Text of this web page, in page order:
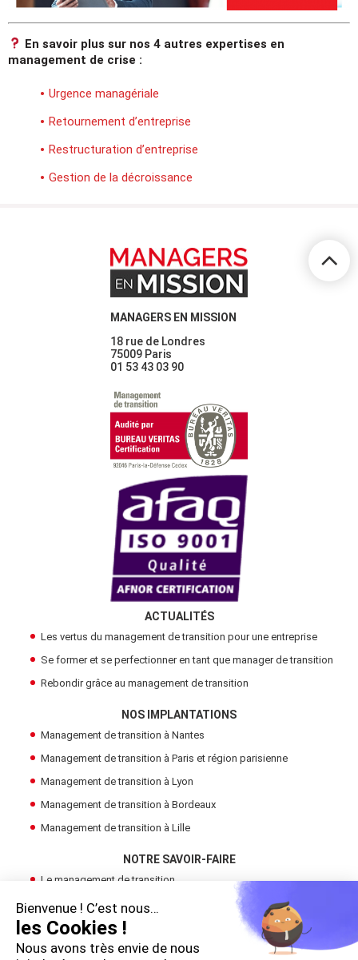
En savoir plus sur nos 4 autres expertises en
management de crise :
Urgence managériale
Retournement d’entreprise
Restructuration d’entreprise
Gestion de la décroissance
MANAGERS EN MISSION
18 rue de Londres
75009 Paris
01 53 43 03 90
ACTUALITÉS
Les vertus du management de transition pour une entreprise
Se former et se perfectionner en tant que manager de transition
Rebondir grâce au management de transition
NOS IMPLANTATIONS
Management de transition à Nantes
Management de transition à Paris et région parisienne
Management de transition à Lyon
Management de transition à Bordeaux
Management de transition à Lille
NOTRE SAVOIR-FAIRE
Le management de transition
Devenir Manager de Transition
Trouver un manager de transition
LE GROUPE
Bienvenue ! C’est nous…
les Cookies !
Nous avons très envie de nous